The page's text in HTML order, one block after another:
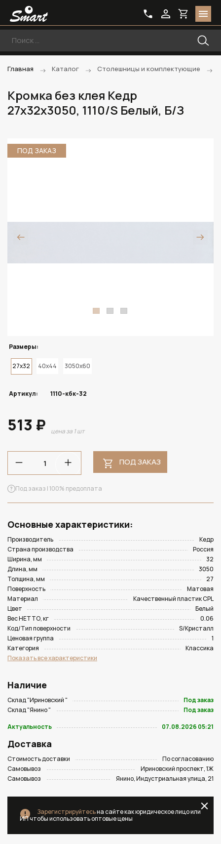
Главная Каталог Столешницы и комплектующие
Кромка без клея Кедр
27х32х3050, 1110/S Белый, Б/З
ПОД ЗАКАЗ
Размеры:
27x32 40x44 3050x60
Артикул: 1110-кбк-32
513 ₽ цена за 1 шт
ПОД ЗАКАЗ
Под заказ | 100% предоплата
Основные характеристики:
Производитель
Кедр
Страна производства
Россия
Ширина, мм
32
Длина, мм
3050
Толщина, мм
27
Поверхность
Матовая
Материал
Качественный пластик CPL
Цвет
Белый
Вес НЕТТО, кг
0.06
Код/Тип поверхности
S/Кристалл
Ценовая группа
1
Категория
Классика
Показать все характеристики
Наличие
Склад "Ириновский "
Под заказ
Склад "Янино "
Под заказ
Актуальность
07.08.2026 05:21
Доставка
Стоимость доставки
По согласованию
Самовывоз
Ириновский проспект, 1Ж
Самовывоз
Янино, Индустриальная улица, 21
Зарегистрируйтесьна сайте как юридическое лицо или
ИП чтобы использовать оптовые цены